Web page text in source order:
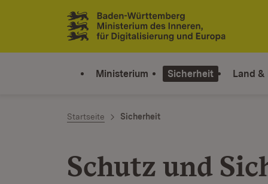
Zum Inhalt springen
Link zur Startseite
Ministerium Sicherheit Land &
Startseite Sicherheit
Schutz und